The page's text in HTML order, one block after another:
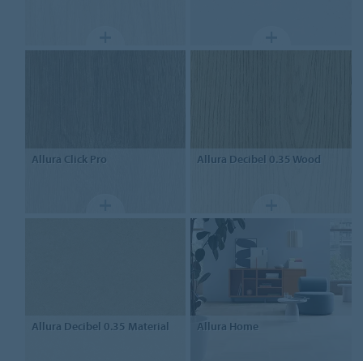
Allura Click Pro Allura Decibel 0.35 Wood
Allura Decibel 0.35 Material Allura Home